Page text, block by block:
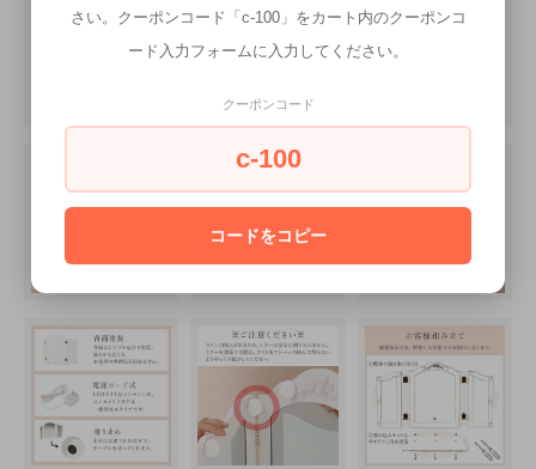
さい。クーポンコード「c-100」をカート内のクーポンコ
ード入力フォームに入力してください。
クーポンコード
c-100
コードをコピー